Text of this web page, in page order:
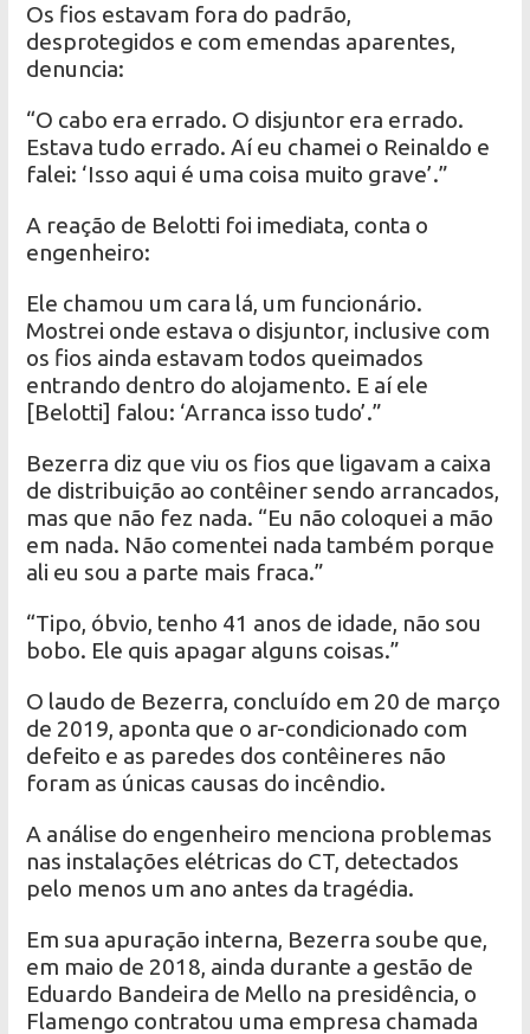
Os fios estavam fora do padrão,
desprotegidos e com emendas aparentes,
denuncia:
“O cabo era errado. O disjuntor era errado.
Estava tudo errado. Aí eu chamei o Reinaldo e
falei: ‘Isso aqui é uma coisa muito grave’.”
A reação de Belotti foi imediata, conta o
engenheiro:
Ele chamou um cara lá, um funcionário.
Mostrei onde estava o disjuntor, inclusive com
os fios ainda estavam todos queimados
entrando dentro do alojamento. E aí ele
[Belotti] falou: ‘Arranca isso tudo’.”
Bezerra diz que viu os fios que ligavam a caixa
de distribuição ao contêiner sendo arrancados,
mas que não fez nada. “Eu não coloquei a mão
em nada. Não comentei nada também porque
ali eu sou a parte mais fraca.”
“Tipo, óbvio, tenho 41 anos de idade, não sou
bobo. Ele quis apagar alguns coisas.”
O laudo de Bezerra, concluído em 20 de março
de 2019, aponta que o ar-condicionado com
defeito e as paredes dos contêineres não
foram as únicas causas do incêndio.
A análise do engenheiro menciona problemas
nas instalações elétricas do CT, detectados
pelo menos um ano antes da tragédia.
Em sua apuração interna, Bezerra soube que,
em maio de 2018, ainda durante a gestão de
Eduardo Bandeira de Mello na presidência, o
Flamengo contratou uma empresa chamada